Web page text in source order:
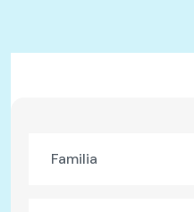
Familia